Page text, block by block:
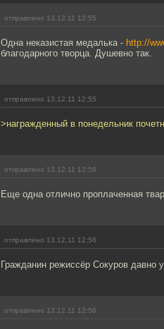
отправлено 13.12.11 12:55
Одна неказистая медалька - http://
благодарного творца. Душевно так.
отправлено 13.12.11 12:55
>награжденный в понедельник
отправлено 13.12.11 12:56
Еще одна отлично проплаченная
отправлено 13.12.11 12:56
Гражданин режиссёр Сокуров давно
отправлено 13.12.11 12:56